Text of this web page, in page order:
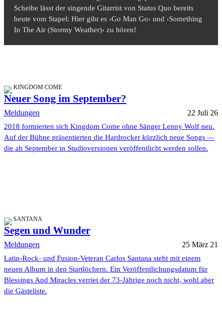
Scheibe lässt der singende Gitarrist von Status Quo bereits
heute vom Stapel: Hier gibt es ›Go Man Go‹ und ›Something
In The Air (Stormy Weather)‹ zu hören!
KINGDOM COME
Neuer Song im September?
Meldungen 22 Juli 26
2018 formierten sich Kingdom Come ohne Sänger Lenny Wolf neu.
Auf der Bühne präsentierten die Hardrocker kürzlich neue Songs —
die ab September in Studioversionen veröffentlicht werden sollen.
SANTANA
Segen und Wunder
Meldungen 25 März 21
Latin-Rock- und Fusion-Veteran Carlos Santana steht mit einem
neuen Album in den Startlöchern. Ein Veröffentlichungsdatum für
Blessings And Miracles verriet der 73-Jährige noch nicht, wohl aber
die Gästeliste.